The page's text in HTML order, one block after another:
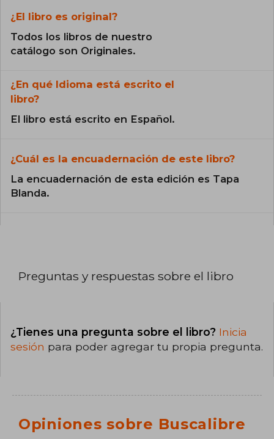
¿El libro es original?
Todos los libros de nuestro
catálogo son Originales.
¿En qué Idioma está escrito el
libro?
El libro está escrito en Español.
¿Cuál es la encuadernación de este libro?
La encuadernación de esta edición es Tapa
Blanda.
Preguntas y respuestas sobre el libro
¿Tienes una pregunta sobre el libro? Inicia
sesión para poder agregar tu propia pregunta.
Opiniones sobre Buscalibre